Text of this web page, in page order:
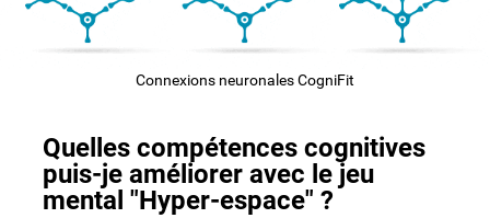
Connexions neuronales CogniFit
Quelles compétences cognitives
puis-je améliorer avec le jeu
mental "Hyper-espace" ?